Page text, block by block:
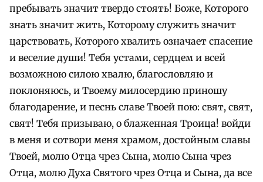
пребывать значит твердо стоять! Боже, Которого
знать значит жить, Которому служить значит
царствовать, Которого хвалить означает спасение
и веселие души! Тебя устами, сердцем и всей
возможною силою хвалю, благословляю и
поклоняюсь, и Твоему милосердию приношу
благодарение, и песнь славе Твоей пою: свят, свят,
свят! Тебя призываю, о блаженная Троица! войди
в меня и сотвори меня храмом, достойным славы
Твоей, молю Отца чрез Сына, молю Сына чрез
Отца, молю Духа Святого чрез Отца и Сына, да все